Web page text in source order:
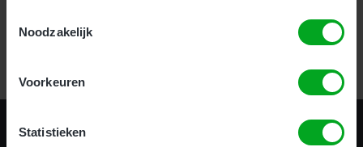
Noodzakelijk
Voorkeuren
Statistieken